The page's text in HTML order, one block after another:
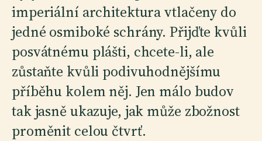
imperiální architektura vtlačeny do
jedné osmiboké schrány. Přijďte kvůli
posvátnému plášti, chcete-li, ale
zůstaňte kvůli podivuhodnějšímu
příběhu kolem něj. Jen málo budov
tak jasně ukazuje, jak může zbožnost
proměnit celou čtvrť.